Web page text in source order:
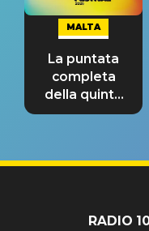
MALTA
La puntata
completa
della quinta
tappa
RADIO